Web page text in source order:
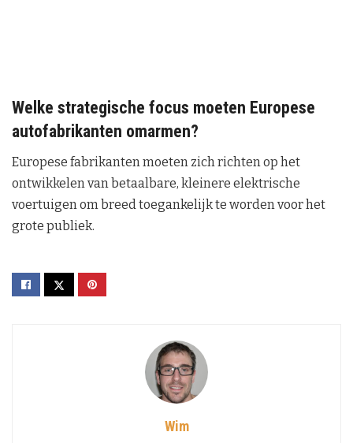
Welke strategische focus moeten Europese
autofabrikanten omarmen?
Europese fabrikanten moeten zich richten op het
ontwikkelen van betaalbare, kleinere elektrische
voertuigen om breed toegankelijk te worden voor het
grote publiek.
Wim